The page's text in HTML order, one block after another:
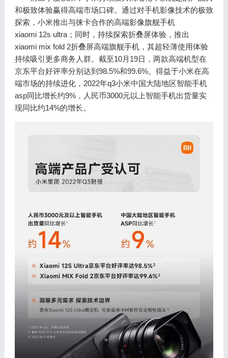
和极致体验赢得高端市场口碑。通过对手机影像技术的极致
探索，小米推出与徕卡合作的高端影像旗舰手机
xiaomi 12s ultra；同时，持续探索折叠屏体验，推出
xiaomi mix fold 2折叠屏高端旗舰手机，其超轻薄使用体验
持续吸引更多商务人群。截至10月19日，两款高端机型在
京东平台好评率分别达到98.5%和99.6%。得益于小米在高
端市场的持续进化，2022年q3小米中国大陆地区智能手机
asp同比增长约9%，人民币3000元以上智能手机出货量实
现同比约14%的增长。